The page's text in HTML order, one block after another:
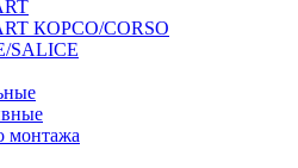
КОРСО/CORSO
SALICE
монтажа